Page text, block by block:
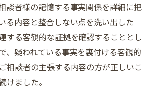
談者様の記憶する事実関係を詳細に把
る内容と整合しない点を洗い出した
する客観的な証拠を確認することとし
、疑われている事実を裏付ける客観的
相談者の主張する内容の方が正しいこ
けました。